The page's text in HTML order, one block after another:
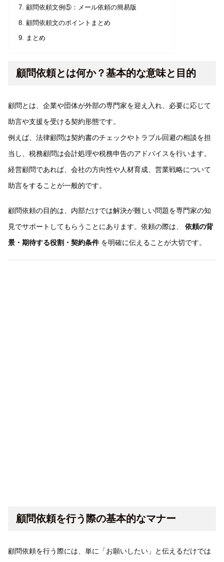
顧問依頼文例⑤：メール依頼の簡易版
顧問依頼文のポイントまとめ
まとめ
顧問依頼とは何か？基本的な意味と目的
顧問とは、企業や団体が外部の専門家を迎え入れ、必要に応じて
助言や支援を受ける契約形態です。
例えば、法律顧問は契約書のチェックやトラブル回避の相談を担
当し、税務顧問は会計処理や税務申告のアドバイスを行います。
経営顧問であれば、会社の方向性や人材育成、営業戦略について
助言をすることが一般的です。
顧問依頼の目的は、内部だけでは解決が難しい問題を専門家の知
見でサポートしてもらうことにあります。依頼の際は、 依頼の背
景・期待する役割・契約条件を明確に伝えることが大切です。
顧問依頼を行う際の基本的なマナー
顧問依頼を行う際には、単に「お願いしたい」と伝えるだけでは